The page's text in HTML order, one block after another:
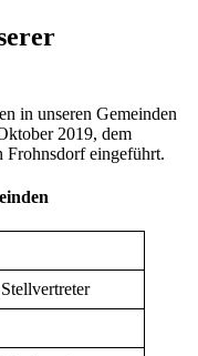
in unseren Gemeinden
2019, dem
Frohnsdorf eingeführt.
Stellvertreter